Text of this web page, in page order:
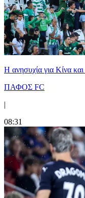
Η ανησυχία για Κίνα
ΠΑΦΟΣ FC
|
08:31